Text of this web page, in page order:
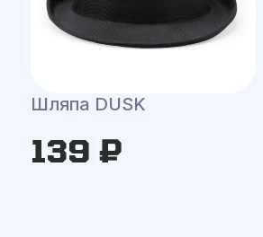
Шляпа DUSK
139 ₽